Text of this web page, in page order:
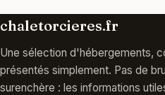
chaletorcieres.fr
Une sélection d'hébergements,
présentés simplement. Pas de
surenchère : les informations